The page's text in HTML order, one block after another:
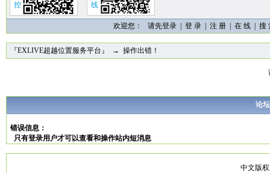
控
线
欢迎您： 请先登录 | 登 录 注 册 在 线 搜
『EXLIVE超越位置服务平台』 → 操作出错！
论
错误信息：
只有登录用户才可以查看和操作站内短消息
中文版